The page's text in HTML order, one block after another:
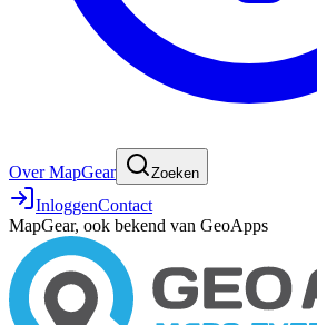
Over MapGear Zoeken
InloggenContact
MapGear, ook bekend van GeoApps